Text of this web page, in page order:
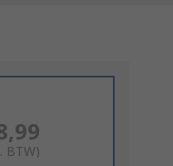
BTW)